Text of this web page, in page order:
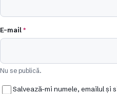
E-mail*
Nu se publică.
Salvează-mi numele, emailul